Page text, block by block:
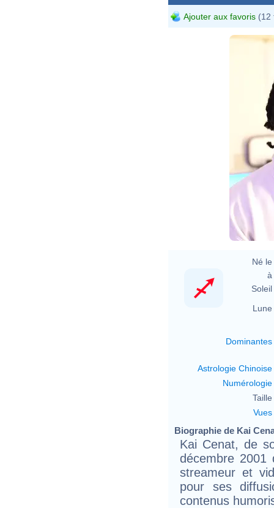
Ajouter aux favoris (12
NBA
Né le
à
Soleil
Lune
Dominantes
Astrologie Chinoise
Numérologie
Taille
Vues
Biographie de Kai
Kai Cenat, de
décembre 2001
streameur et
pour ses
contenus